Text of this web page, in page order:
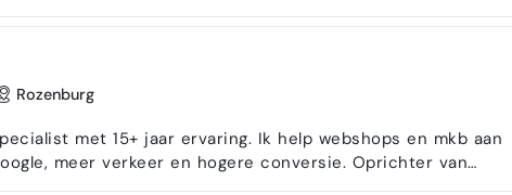
Rozenburg
met 15+ jaar ervaring. Ik help webshops en mkb aan
meer verkeer en hogere conversie. Oprichter van